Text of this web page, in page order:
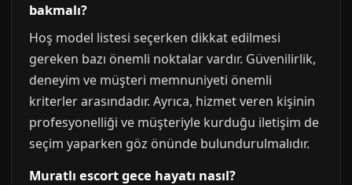
bakmalı?
Hoş model listesi seçerken dikkat edilmesi
gereken bazı önemli noktalar vardır. Güvenilirlik,
deneyim ve müşteri memnuniyeti önemli
kriterler arasındadır. Ayrıca, hizmet veren kişinin
profesyonelliği ve müşteriyle kurduğu iletişim de
seçim yaparken göz önünde bulundurulmalıdır.
Muratlı escort gece hayatı nasıl?